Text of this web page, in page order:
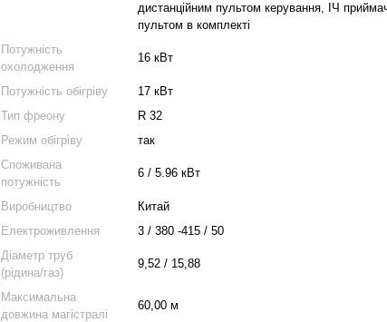
дистанційним пультом керування, ІЧ
пультом в комплекті
Потужність
охолодження
16 кВт
Потужність обігріву
17 кВт
Тип фреону
R 32
Режим обігріву
так
Споживана
потужність
6 / 5.96 кВт
Виробництво
Китай
Електроживлення
3 / 380 -415 / 50
Діаметр труб
(рідина/газ)
9,52 / 15,88
Максимальна
довжина магістралі
60,00 м